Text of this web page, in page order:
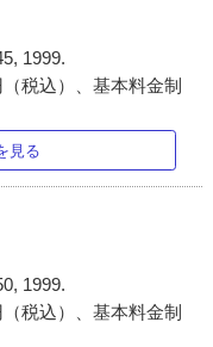
1999.
税込）、基本料金制
見る
1999.
税込）、基本料金制